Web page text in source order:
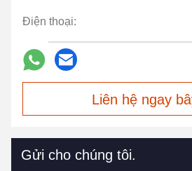
Điện thoại:
Liên hệ ngay
Gửi cho chúng tôi.